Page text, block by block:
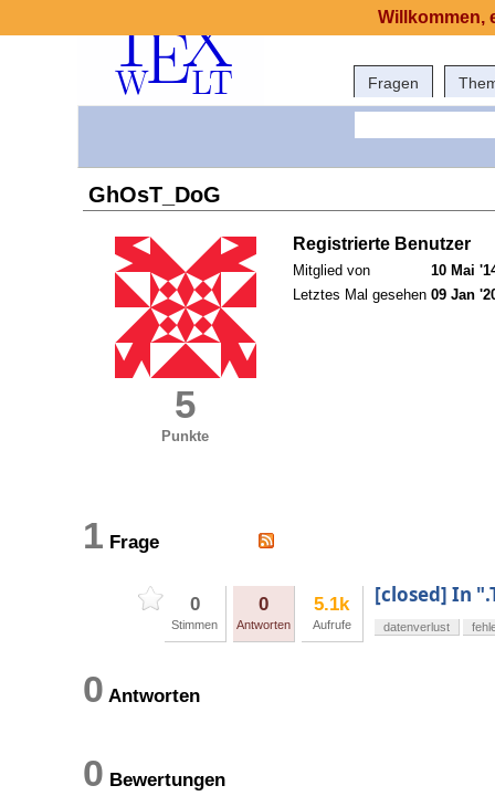
Fragen
GhOsT_DoG
5
Punkte
Registrierte Benutzer
Mitglied von
10 Mai
Letztes Mal gesehen 09 Jan
1 Frage
0
Stimmen
0
Antworten
5.1k
Aufrufe
[closed] In
datenverlust
0 Antworten
0 Bewertungen
Willkommen,